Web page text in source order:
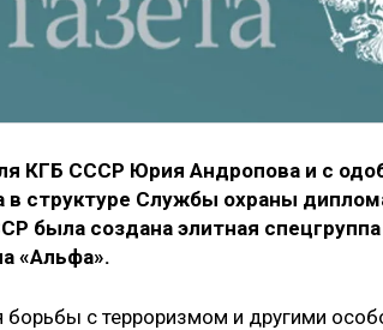
КГБ СССР Юрия Андропова и с
структуре Службы охраны
была создана элитная спецгруппа
«Альфа».
борьбы с терроризмом и другими